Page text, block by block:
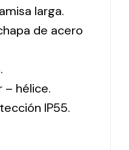
larga.
de acero
– hélice.
IP55.